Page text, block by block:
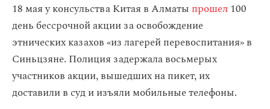
18 мая у консульства Китая в Алматы прошел 100
день бессрочной акции за освобождение
этнических казахов «из лагерей перевоспитания» в
Синьцзяне. Полиция задержала восьмерых
участников акции, вышедших на пикет, их
доставили в суд и изъяли мобильные телефоны.